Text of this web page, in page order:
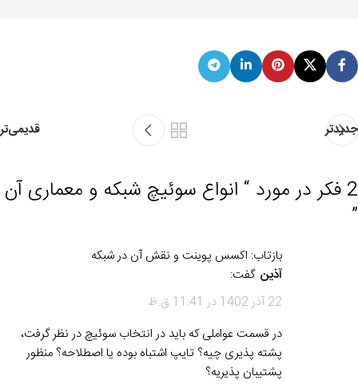
جدیدتر قدیمی‌تر
2 فکر در مورد “
انواع سوئیچ شبکه و معماری آن
”
بازتاب: اکسس پوینت و نقش آن در شبکه
آذین گفت:
22 آذر 1402 در 11:41 ق.ظ
در قسمت عواملی که باید در انتخاب سوئیچ در نظر گرفت،
پشته پذیری چیه؟ تایپ اشتباه بوده یا اصطلاحه؟ منظور
پشتیبان پذیریه؟